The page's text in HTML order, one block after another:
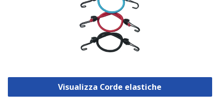
Visualizza Corde elastiche